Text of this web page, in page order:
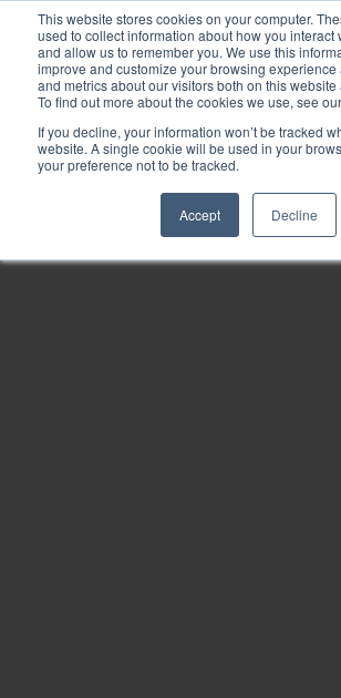
This website stores cookies on your computer.
used to collect information about how you interact
and allow us to remember you. We use this
improve and customize your browsing experience
and metrics about our visitors both on this
To find out more about the cookies we use, see
If you decline, your information won’t be tracked
website. A single cookie will be used in your
your preference not to be tracked.
Accept Decline